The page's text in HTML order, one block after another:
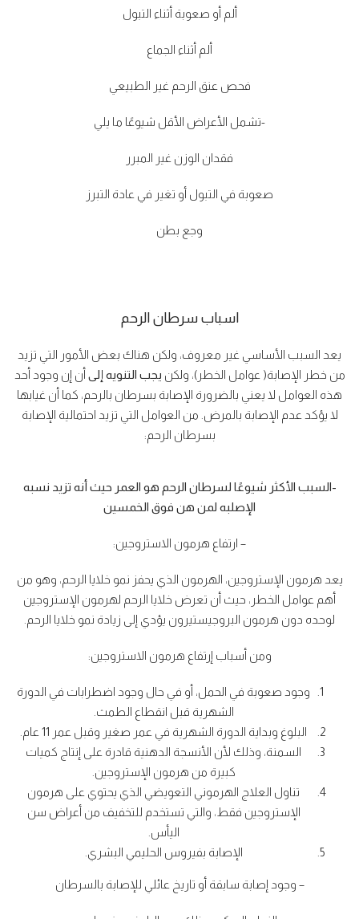
ألم أو صعوبة أثناء التبول
ألم أثناء الجماع
فحص عنق الرحم غير الطبيعي
-تشمل الأعراض الأقل شيوعًا ما يلي
فقدان الوزن غير المبرر
صعوبة في التبول أو تغير في عادة التبرز
وجع بطن
اسباب سرطان الرحم
يعد السبب الأساسي غير معروف، ولكن هناك بعض الأمور التي تزيد
من خطر الإصابة( عوامل الخطر)، ولكن يجب التنويه إلى أن إن وجود أحد
هذه العوامل لا يعني بالضرورة الإصابة بسرطان بالرحم، كما أن غيابها
لا يؤكد عدم الإصابة بالمرض. من العوامل التي تزيد احتمالية الإصابة
بسرطان الرحم:
-السبب الأكثر شيوعًا لسرطان الرحم هو العمر حيث أنه تزيد نسبه
الإصلبه لمن هن فوق الخمسين
– ارتفاع هرمون الاستروجين:
يعد هرمون الإستروجين، الهرمون الذي يحفز نمو خلايا الرحم، وهو من
أهم عوامل الخطر، حيث أن تعرض خلايا الرحم لهرمون الإستروجين
لوحده دون هرمون البروجيستيرون يؤدي إلى زيادة نمو خلايا الرحم.
ومن أسباب إرتفاع هرمون الاستروجين:
وجود صعوبة في الحمل، أو في حال وجود اضطرابات في الدورة
الشهرية قبل انقطاع الطمث.
البلوغ وبداية الدورة الشهرية في عمر صغير وقبل عمر 11 عام.
السمنة، وذلك لأن الأنسجة الدهنية قادرة على إنتاج كميات
كبيرة من هرمون الإستروجين.
تناول العلاج الهرموني التعويضي الذي يحتوي على هرمون
الإستروجين فقط، والتي تستخدم للتخفيف من أعراض سن
اليأس.
الإصابة بفيروس الحليمي البشري.
– وجود إصابة سابقة أو تاريخ عائلي للإصابة بالسرطان